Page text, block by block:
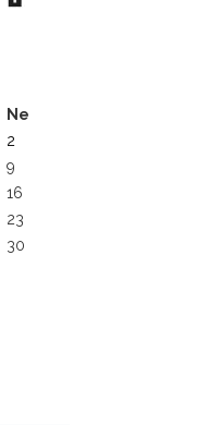
Ne
2
9
16
23
30